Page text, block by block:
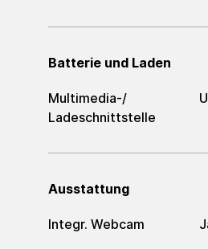
Batterie und Laden
Multimedia-/​
Ladeschnittstelle
Ausstattung
Integr. Webcam